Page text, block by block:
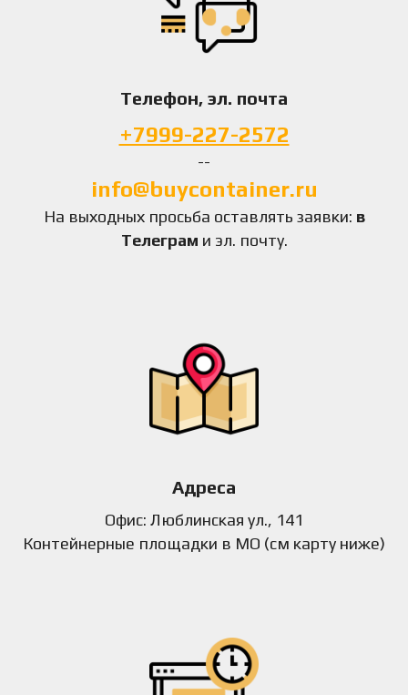
Телефон, эл. почта
+7999-227-2572
--
info@buycontainer.ru
На выходных просьба оставлять заявки: в
Телеграм и эл. почту.
Адреса
Офис: Люблинская ул., 141
Контейнерные площадки в МО (см карту ниже)